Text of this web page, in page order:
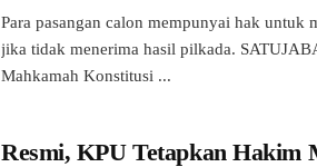
Para pasangan calon mempunyai hak untuk
jika tidak menerima hasil pilkada.
Mahkamah Konstitusi ...
Resmi, KPU Tetapkan Hakim